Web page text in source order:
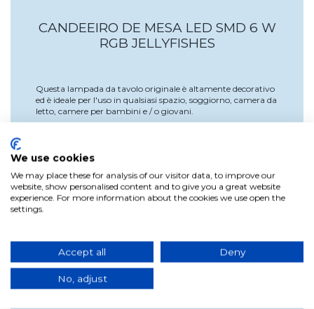
CANDEEIRO DE MESA LED SMD 6 W
RGB JELLYFISHES
Questa lampada da tavolo originale è altamente decorativo
ed è ideale per l'uso in qualsiasi spazio, soggiorno, camera da
letto, camere per bambini e / o giovani.
color titanio. Il diffusore è fatto di acrilico trasparente chiaro.
Incluso l'interruttore del cavo
Dados do produto
We use cookies
We may place these for analysis of our visitor data, to improve our
website, show personalised content and to give you a great website
experience. For more information about the cookies we use open the
settings.
Accept all Deny
No, adjust